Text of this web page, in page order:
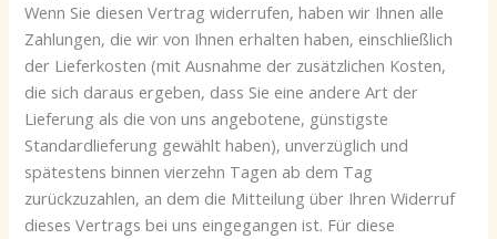
Wenn Sie diesen Vertrag widerrufen, haben wir Ihnen alle
Zahlungen, die wir von Ihnen erhalten haben, einschließlich
der Lieferkosten (mit Ausnahme der zusätzlichen Kosten,
die sich daraus ergeben, dass Sie eine andere Art der
Lieferung als die von uns angebotene, günstigste
Standardlieferung gewählt haben), unverzüglich und
spätestens binnen vierzehn Tagen ab dem Tag
zurückzuzahlen, an dem die Mitteilung über Ihren Widerruf
dieses Vertrags bei uns eingegangen ist. Für diese